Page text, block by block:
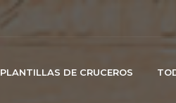
PLANTILLAS DE CRUCEROS